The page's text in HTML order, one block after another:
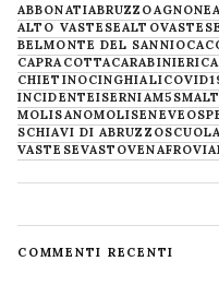
ABBONATIABRUZZOAGNONE
ALTO VASTESE
BELMONTE DEL SANNIO
CAPRACOTTACARABINIERI
CHIETINOCINGHIALI
INCIDENTEISERNIAM5S
MOLISANOMOLISENEVE
SCHIAVI DI ABRUZZOSCUOLA
VASTESEVASTOVENAFRO
COMMENTI RECENTI